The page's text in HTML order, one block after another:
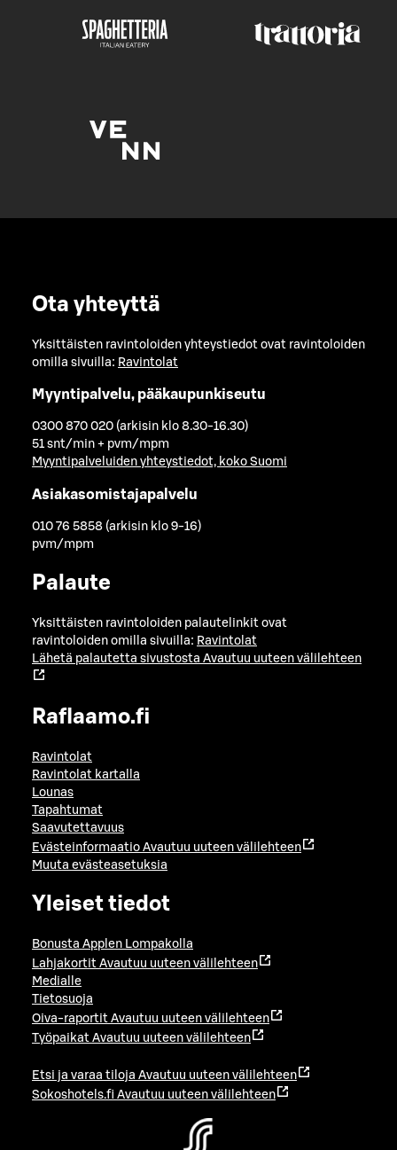
Ota yhteyttä
Yksittäisten ravintoloiden yhteystiedot ovat ravintoloiden
omilla sivuilla: Ravintolat
Myyntipalvelu, pääkaupunkiseutu
0300 870 020 (arkisin klo 8.30-16.30)
51 snt/min + pvm/mpm
Myyntipalveluiden yhteystiedot, koko Suomi
Asiakasomistajapalvelu
010 76 5858 (arkisin klo 9-16)
pvm/mpm
Palaute
Yksittäisten ravintoloiden palautelinkit ovat
ravintoloiden omilla sivuilla: Ravintolat
Lähetä palautetta sivustosta Avautuu uuteen välilehteen
Raflaamo.fi
Ravintolat
Ravintolat kartalla
Lounas
Tapahtumat
Saavutettavuus
Evästeinformaatio Avautuu uuteen välilehteen
Muuta evästeasetuksia
Yleiset tiedot
Bonusta Applen Lompakolla
Lahjakortit Avautuu uuteen välilehteen
Medialle
Tietosuoja
Oiva-raportit Avautuu uuteen välilehteen
Työpaikat Avautuu uuteen välilehteen
Etsi ja varaa tiloja Avautuu uuteen välilehteen
Sokoshotels.fi Avautuu uuteen välilehteen